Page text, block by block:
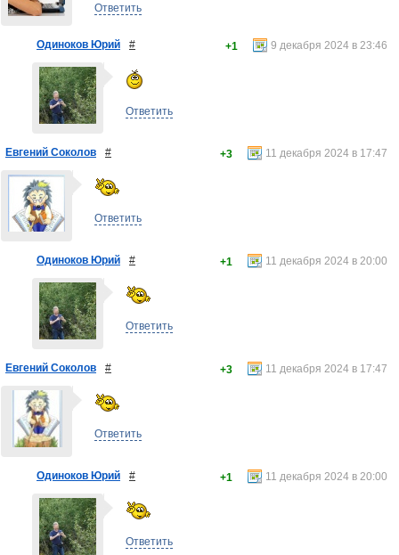
Ответить
Одиноков Юрий # 9 декабря 2024 в 23:46
+1
Ответить
Евгений Соколов # 11 декабря 2024 в 17:47
+3
Ответить
Одиноков Юрий # 11 декабря 2024 в 20:00
+1
Ответить
Евгений Соколов # 11 декабря 2024 в 17:47
+3
Ответить
Одиноков Юрий # 11 декабря 2024 в 20:00
+1
Ответить